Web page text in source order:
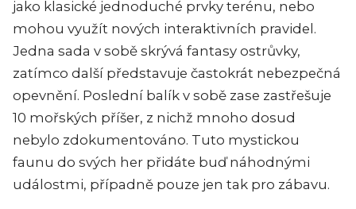
jako klasické jednoduché prvky terénu, nebo
mohou využít nových interaktivních pravidel.
Jedna sada v sobě skrývá fantasy ostrůvky,
zatímco další představuje častokrát nebezpečná
opevnění. Poslední balík v sobě zase zastřešuje
10 mořských příšer, z nichž mnoho dosud
nebylo zdokumentováno. Tuto mystickou
faunu do svých her přidáte buď náhodnými
událostmi, případně pouze jen tak pro zábavu.